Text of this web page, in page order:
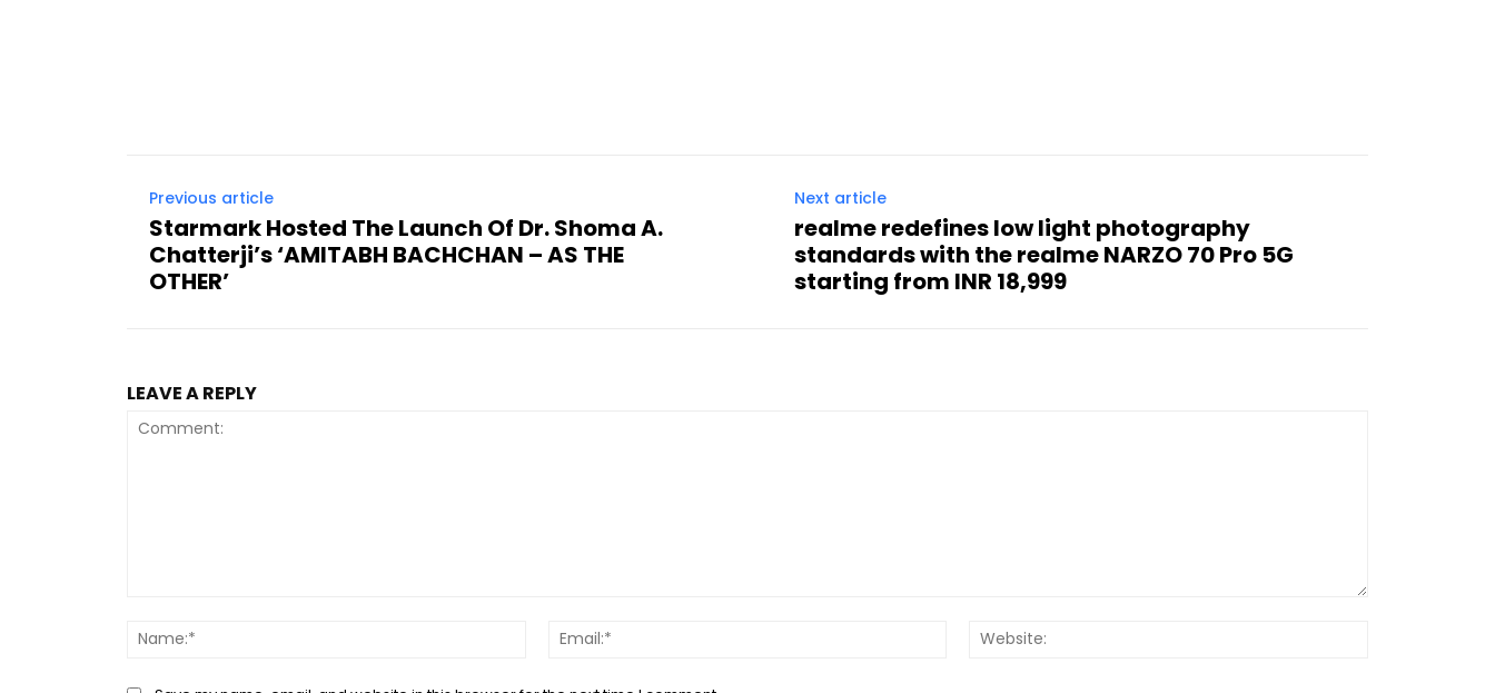
Previous article
Starmark Hosted The Launch Of Dr. Shoma A.
Chatterji’s ‘AMITABH BACHCHAN – AS THE
OTHER’
Next article
realme redefines low light photography
standards with the realme NARZO 70 Pro 5G
starting from INR 18,999
LEAVE A REPLY
Name:*
Email:*